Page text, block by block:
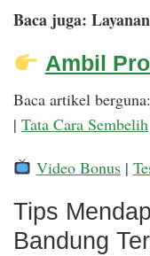
Baca juga:
Ambil
Baca artikel berguna:
| Tata Cara Sembelih
Video Bonus|
Tips
Bandung